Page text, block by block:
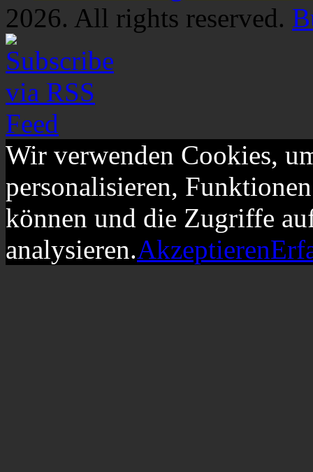
2026. All rights reserved.
Wir verwenden Cookies,
personalisieren,
können und die Zugriffe
analysieren.Akzeptieren